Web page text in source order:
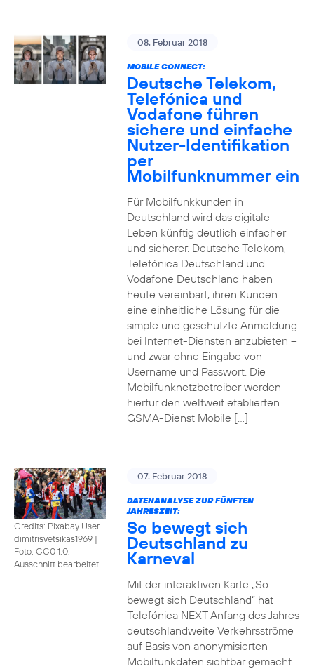
08. Februar 2018
MOBILE CONNECT:
Deutsche Telekom,
Telefónica und
Vodafone führen
sichere und einfache
Nutzer-Identifikation
per
Mobilfunknummer ein
Für Mobilfunkkunden in
Deutschland wird das digitale
Leben künftig deutlich einfacher
und sicherer. Deutsche Telekom,
Telefónica Deutschland und
Vodafone Deutschland haben
heute vereinbart, ihren Kunden
eine einheitliche Lösung für die
simple und geschützte Anmeldung
bei Internet-Diensten anzubieten –
und zwar ohne Eingabe von
Username und Passwort. Die
Mobilfunknetzbetreiber werden
hierfür den weltweit etablierten
GSMA-Dienst Mobile […]
Credits: Pixabay User
dimitrisvetsikas1969 |
Foto: CC0 1.0,
Ausschnitt bearbeitet
07. Februar 2018
DATENANALYSE ZUR FÜNFTEN
JAHRESZEIT:
So bewegt sich
Deutschland zu
Karneval
Mit der interaktiven Karte „So
bewegt sich Deutschland“ hat
Telefónica NEXT Anfang des Jahres
deutschlandweite Verkehrsströme
auf Basis von anonymisierten
Mobilfunkdaten sichtbar gemacht.